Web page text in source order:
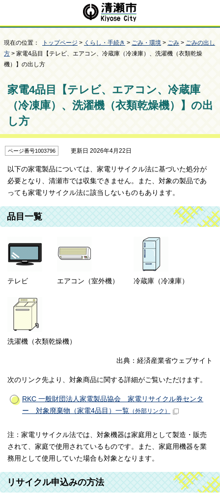
現在の位置： トップページ > くらし・手続き > ごみ・環境 > ごみ > ごみの出し
方 > 家電4品目【テレビ、エアコン、冷蔵庫（冷凍庫）、洗濯機（衣類乾燥
機）】の出し方
家電4品目【テレビ、エアコン、冷蔵庫
（冷凍庫）、洗濯機（衣類乾燥機）】の出
し方
ページ番号1003796 更新日 2026年4月22日
以下の家電製品については、家電リサイクル法に基づいた処分が
必要となり、清瀬市では収集できません。また、対象の製品であ
っても家電リサイクル法に該当しないものもあります。
品目一覧
テレビ エアコン（室外機） 冷蔵庫（冷凍庫）
洗濯機（衣類乾燥機）
出典：経済産業省ウェブサイト
次のリンク先より、対象商品に関する詳細がご覧いただけます。
RKC 一般財団法人家電製品協会 家電リサイクル券センタ
ー 対象廃棄物（家電4品目）一覧 （外部リンク）
注：家電リサイクル法では、対象機器は家庭用として製造・販売
されて、家庭で使用されているものです。また、家庭用機器を業
務用として使用していた場合も対象となります。
リサイクル申込みの方法